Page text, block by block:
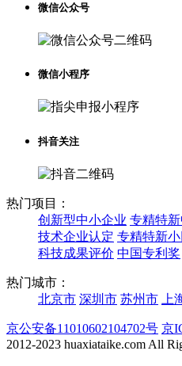
微信公众号
微信小程序
抖音关注
热门项目：
创新型中小企业 专精特
技术企业认定 专精特新小
科技成果评价 中国专利奖
热门城市：
北京市 深圳市 苏州市 上
京公安备11010602104702号 京
2012-2023 huaxiataike.com All